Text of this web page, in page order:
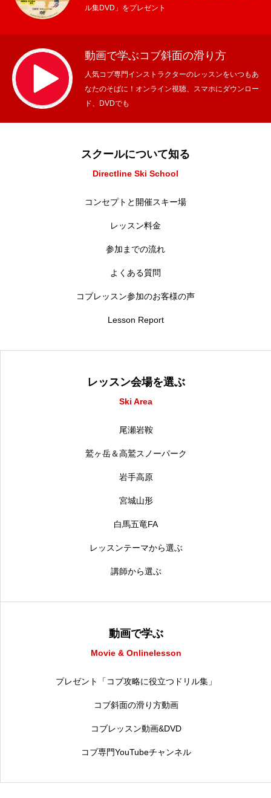
ル集DVD」をプレゼント
動画で学ぶコブ斜面の滑り方
人気コブ専門インストラクターのレッスンをいつもあ
なたのそばに！オンライン視聴、スマホにダウンロー
ド、DVDでも
スクールについて知る
Directline Ski School
コンセプトと開催スキー場
レッスン料金
参加までの流れ
よくある質問
コブレッスン参加のお客様の声
Lesson Report
レッスン会場を選ぶ
Ski Area
尾瀬岩鞍
鷲ヶ岳＆高鷲スノーパーク
岩手高原
宮城山形
白馬五竜FA
レッスンテーマから選ぶ
講師から選ぶ
動画で学ぶ
Movie & Onlinelesson
プレゼント「コブ攻略に役立つドリル集」
コブ斜面の滑り方動画
コブレッスン動画&DVD
コブ専門YouTubeチャンネル